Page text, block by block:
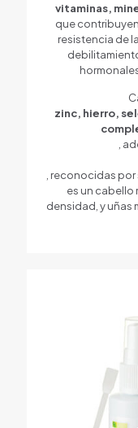
vitaminas,
que
resistencia de
zinc, hierro,
,
, reconocidas
es un cabello
densidad, y uñas